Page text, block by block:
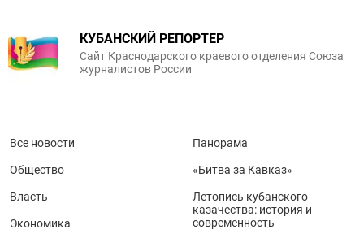
КУБАНСКИЙ РЕПОРТЕР
Сайт Краснодарского краевого отделения Союза
журналистов России
Все новости
Общество
Власть
Экономика
Панорама
«Битва за Кавказ»
Летопись кубанского
казачества: история и
современность